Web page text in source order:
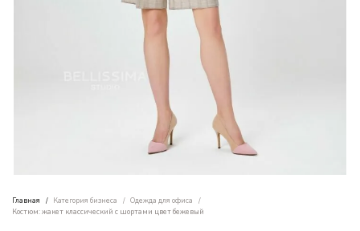
Главная Категория бизнеса
Одежда для офиса
Костюм: жакет классический с шортами цвет бежевый